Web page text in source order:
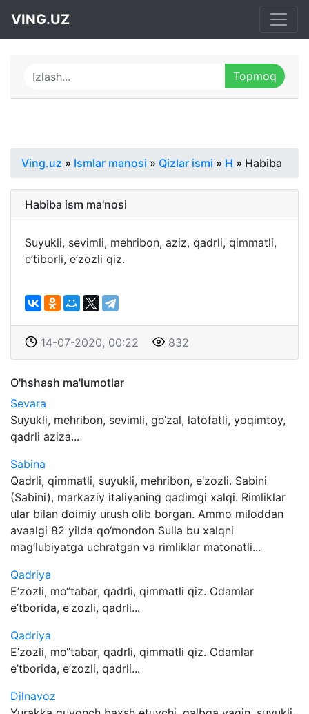
VING.UZ
Ving.uz » Ismlar manosi » Qizlar ismi » H » Habiba
Habiba ism ma'nosi
Suyukli, sevimli, mehribon, aziz, qadrli, qimmatli,
e’tiborli, e’zozli qiz.
14-07-2020, 00:22 832
O'hshash ma'lumotlar
Sevara
Suyukli, mehribon, sevimli, go‘zal, latofatli, yoqimtoy,
qadrli aziza...
Sabina
Qadrli, qimmatli, suyukli, mehribon, e’zozli. Sabini
(Sabini), markaziy italiyaning qadimgi xalqi. Rimliklar
ular bilan doimiy urush olib borgan. Ammo miloddan
avaalgi 82 yilda qo‘mondon Sulla bu xalqni
mag‘lubiyatga uchratgan va rimliklar matonatli...
Qadriya
E’zozli, mo‘’tabar, qadrli, qimmatli qiz. Odamlar
e’tborida, e’zozli, qadrli...
Qadriya
E’zozli, mo‘’tabar, qadrli, qimmatli qiz. Odamlar
e’tborida, e’zozli, qadrli...
Dilnavoz